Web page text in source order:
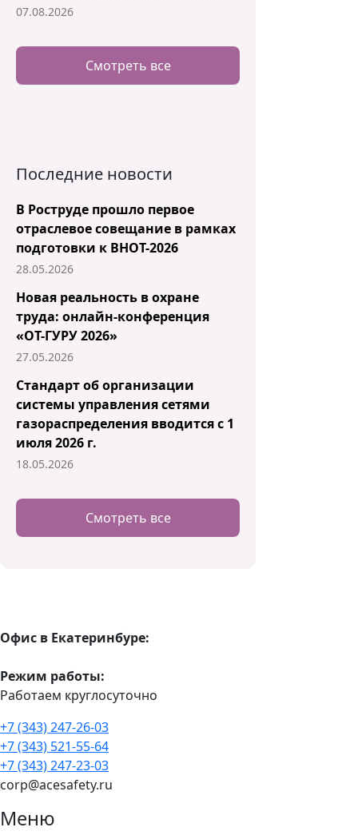
07.08.2026
Смотреть все
Последние новости
В Роструде прошло первое
отраслевое совещание в рамках
подготовки к ВНОТ-2026
28.05.2026
Новая реальность в охране
труда: онлайн-конференция
«ОТ-ГУРУ 2026»
27.05.2026
Стандарт об организации
системы управления сетями
газораспределения вводится с 1
июля 2026 г.
18.05.2026
Смотреть все
Офис в Екатеринбуре:
Режим работы:
Работаем круглосуточно
+7 (343) 247-26-03
+7 (343) 521-55-64
+7 (343) 247-23-03
corp@acesafety.ru
Меню